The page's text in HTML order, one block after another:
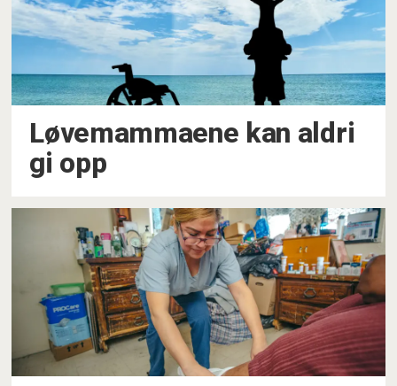
Løvemammaene kan aldri
gi opp